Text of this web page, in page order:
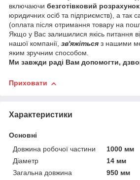
включаючи безготівковий
юридичних осіб та підприємств), а так
(оплата після отримання товару на
Якщо у Вас залишилися якісь питання
нашої компанії, зв'яжіться з нашими
яким зручним способом.
Ми завжди раді Вам допомогти,
Приховати
Характеристики
Основні
Довжина робочої частини
1000 мм
Діаметр
14 мм
Загальна довжина
950 мм